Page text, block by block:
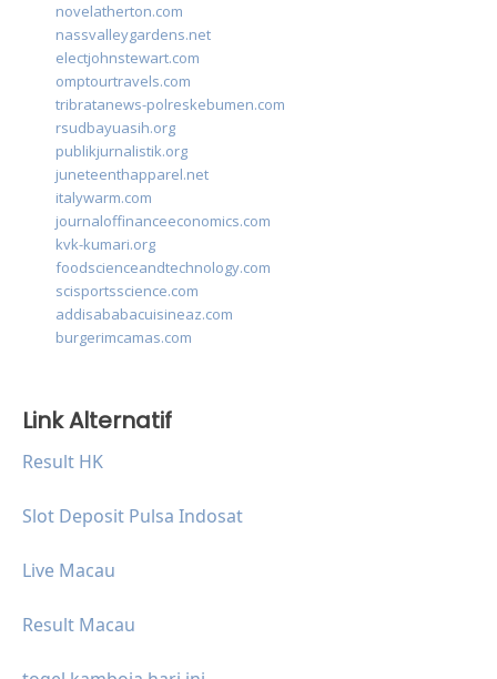
novelatherton.com
nassvalleygardens.net
electjohnstewart.com
omptourtravels.com
tribratanews-polreskebumen.com
rsudbayuasih.org
publikjurnalistik.org
juneteenthapparel.net
italywarm.com
journaloffinanceeconomics.com
kvk-kumari.org
foodscienceandtechnology.com
scisportsscience.com
addisababacuisineaz.com
burgerimcamas.com
Link Alternatif
Result HK
Slot Deposit Pulsa Indosat
Live Macau
Result Macau